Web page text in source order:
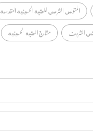
المتولي الشرعي للعتبة الحسينية المقدسة
الشريف مشاريع العتبة الحسينية